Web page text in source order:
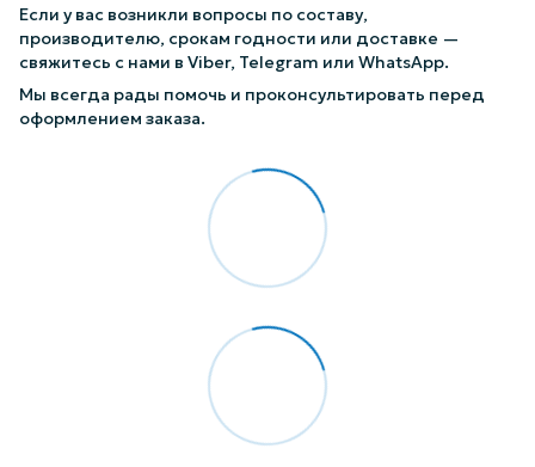
Если у вас возникли вопросы по составу,
производителю, срокам годности или доставке —
свяжитесь с нами в Viber, Telegram или WhatsApp.
Мы всегда рады помочь и проконсультировать перед
оформлением заказа.